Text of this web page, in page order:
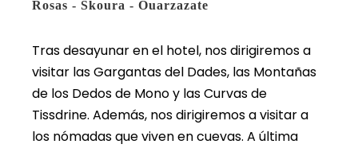
Rosas - Skoura - Ouarzazate
Tras desayunar en el hotel, nos dirigiremos a
visitar las Gargantas del Dades, las Montañas
de los Dedos de Mono y las Curvas de
Tissdrine. Además, nos dirigiremos a visitar a
los nómadas que viven en cuevas. A última